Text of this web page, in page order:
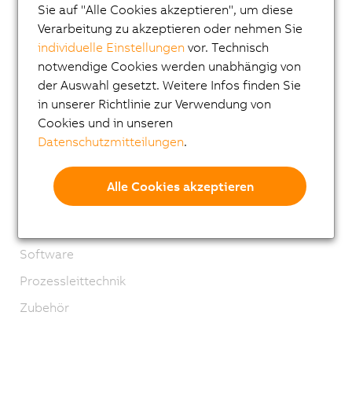
I/O Systeme
Vision Systeme
Sicherheitstechnik
Antriebstechnik
Mechatronische Systeme
Robotics
Mobile Automation
Netzwerke und Feldbus Module
Software
Prozessleittechnik
Zubehör
Sie auf "Alle Cookies akzeptieren", um diese
Verarbeitung zu akzeptieren oder nehmen Sie
individuelle Einstellungen vor. Technisch
notwendige Cookies werden unabhängig von
der Auswahl gesetzt. Weitere Infos finden Sie
in unserer Richtlinie zur Verwendung von
Cookies und in unseren
Datenschutzmitteilungen.
Alle Cookies akzeptieren